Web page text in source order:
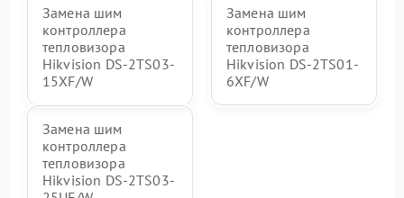
Замена шим
контроллера
тепловизора
Hikvision DS-2TS03-
15XF/W
Замена шим
контроллера
тепловизора
Hikvision DS-2TS01-
6XF/W
Замена шим
контроллера
тепловизора
Hikvision DS-2TS03-